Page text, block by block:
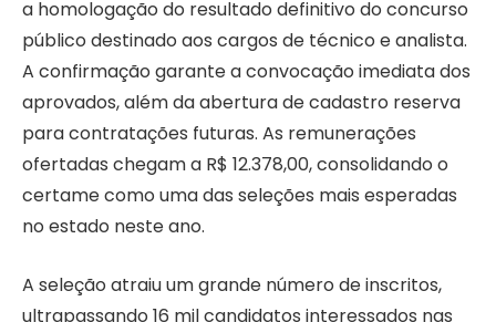
a homologação do resultado definitivo do concurso
público destinado aos cargos de técnico e analista.
A confirmação garante a convocação imediata dos
aprovados, além da abertura de cadastro reserva
para contratações futuras. As remunerações
ofertadas chegam a R$ 12.378,00, consolidando o
certame como uma das seleções mais esperadas
no estado neste ano.
A seleção atraiu um grande número de inscritos,
ultrapassando 16 mil candidatos interessados nas